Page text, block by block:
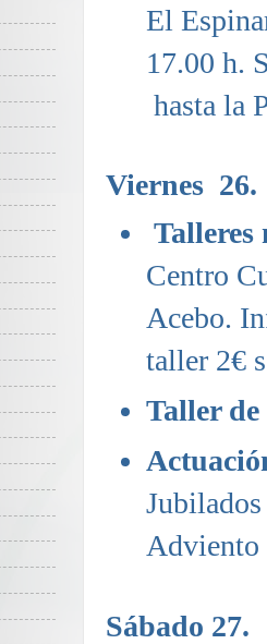
El
17.00 h.
hasta la
Viernes 26.
Talleres
Centro
Acebo.
taller 2€
Taller
Adviento
Sábado 27.